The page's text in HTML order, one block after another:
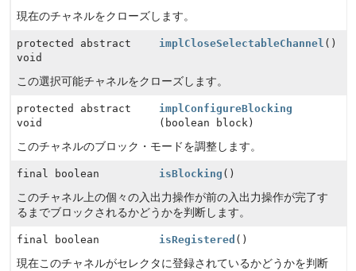
現在のチャネルをクローズします。
protected abstract
void
implCloseSelectableChannel ()
この選択可能チャネルをクローズします。
protected abstract
void
implConfigureBlocking
(boolean block)
このチャネルのブロック・モードを調整します。
final boolean isBlocking ()
このチャネル上の個々の入出力操作が前の入出力操作が完了す
るまでブロックされるかどうかを判断します。
final boolean isRegistered ()
現在このチャネルがセレクタに登録されているかどうかを判断